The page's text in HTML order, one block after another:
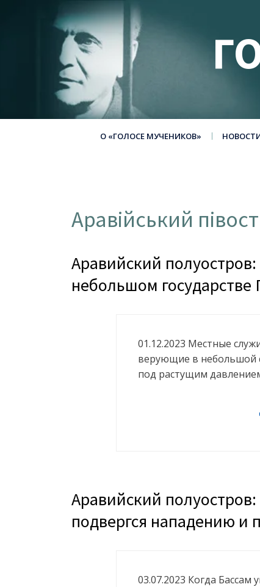
О «ГОЛОСЕ МУЧЕНИКОВ»
Аравійський
Аравийский
небольшом государстве
01.12.2023 Местные
верующие в небольшой
под растущим
Аравийский
подвергся нападению и
03.07.2023 Когда Бассам